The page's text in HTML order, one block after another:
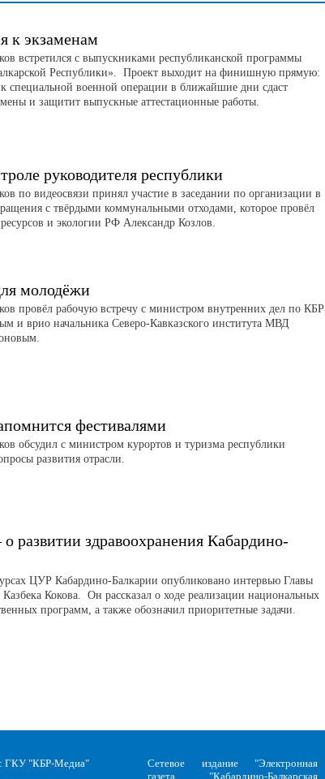
к экзаменам
встретился с выпускниками республиканской программы
Республики». Проект выходит на финишную прямую:
специальной военной операции в ближайшие дни сдаст
и защитит выпускные аттестационные работы.
руководителя республики
по видеосвязи принял участие в заседании по организации в
с твёрдыми коммунальными отходами, которое провёл
и экологии РФ Александр Козлов.
молодёжи
провёл рабочую встречу с министром внутренних дел по КБР
и врио начальника Северо-Кавказского института МВД
фестивалями
обсудил с министром курортов и туризма республики
развития отрасли.
о развитии здравоохранения Кабардино-
ЦУР Кабардино-Балкарии опубликовано интервью Главы
Кокова. Он рассказал о ходе реализации национальных
программ, а также обозначил приоритетные задачи.
ГКУ "КБР-Медиа"
Сетевое издание "Электронная
газета "Кабардино-Балкарская